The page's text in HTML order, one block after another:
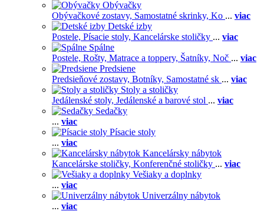
Obývačky
Obývačkové zostavy, Samostatné skrinky, Ko ... viac
Detské izby
Postele, Písacie stoly, Kancelárske stoličky ... viac
Spálne
Postele, Rošty, Matrace a toppery, Šatníky, Noč ... viac
Predsiene
Predsieňové zostavy, Botníky, Samostatné sk ... viac
Stoly a stoličky
Jedálenské stoly, Jedálenské a barové stol ... viac
Sedačky
... viac
Písacie stoly
... viac
Kancelársky nábytok
Kancelárske stoličky, Konferenčné stoličky ... viac
Vešiaky a doplnky
... viac
Univerzálny nábytok
... viac